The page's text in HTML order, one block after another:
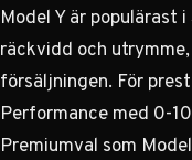
Model Y är populärast
räckvidd och
försäljningen. För
Performance med 0-
Premiumval som